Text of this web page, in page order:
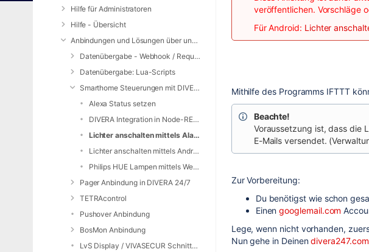
Hilfe für Administratoren
Hilfe - Übersicht
Anbindungen und Lösungen über unsere Web-Schnittstelle (REST-API)
Datenübergabe - Webhook / Request Service
Datenübergabe: Lua-Scripts
Smarthome Steuerungen mit DIVERA 24/7
Alexa Status setzen
DIVERA Integration in Node-RED Automatisierung
Lichter anschalten mittels Alarm E-Mail (IFTTT)
Lichter anschalten mittels Android Ereignis (IFTTT)
Philips HUE Lampen mittels Webhooks auslösen
Pager Anbindung in DIVERA 24/7
TETRAcontrol
Pushover Anbindung
BosMon Anbindung
LvS Display / VIVASECUR Schnittstelle
veröffentlichen. Vorschläge
Für Android: Lichter
Mithilfe des Programms IFTTT
Beachte!
Voraussetzung ist, dass die
E-Mails versendet.
Zur Vorbereitung:
Du benötigst wie schon
Einengooglemail.com
Lege, wenn nicht vorhanden,
Nun gehe in Deinendivera247.com